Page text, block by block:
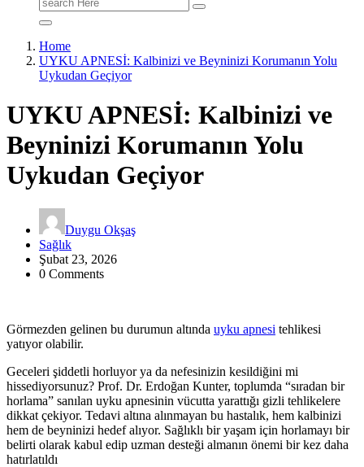
for:
Home
UYKU APNESİ: Kalbinizi ve Beyninizi Korumanın Yolu
Uykudan Geçiyor
UYKU APNESİ: Kalbinizi ve
Beyninizi Korumanın Yolu
Uykudan Geçiyor
Duygu Okşaş
Sağlık
Şubat 23, 2026
0 Comments
Görmezden gelinen bu durumun altında uyku apnesi tehlikesi
yatıyor olabilir.
Geceleri şiddetli horluyor ya da nefesinizin kesildiğini mi
hissediyorsunuz? Prof. Dr. Erdoğan Kunter, toplumda “sıradan bir
horlama” sanılan uyku apnesinin vücutta yarattığı gizli tehlikelere
dikkat çekiyor. Tedavi altına alınmayan bu hastalık, hem kalbinizi
hem de beyninizi hedef alıyor. Sağlıklı bir yaşam için horlamayı bir
belirti olarak kabul edip uzman desteği almanın önemi bir kez daha
hatırlatıldı